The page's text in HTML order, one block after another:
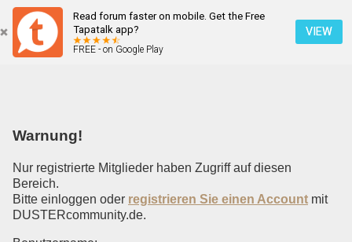
Read forum faster on mobile. Get the Free
Tapatalk app?
FREE - on Google Play
VIEW
Einloggen
Warnung!
Nur registrierte Mitglieder haben Zugriff auf diesen
Bereich.
Bitte einloggen oder registrieren Sie einen Account mit
DUSTERcommunity.de.